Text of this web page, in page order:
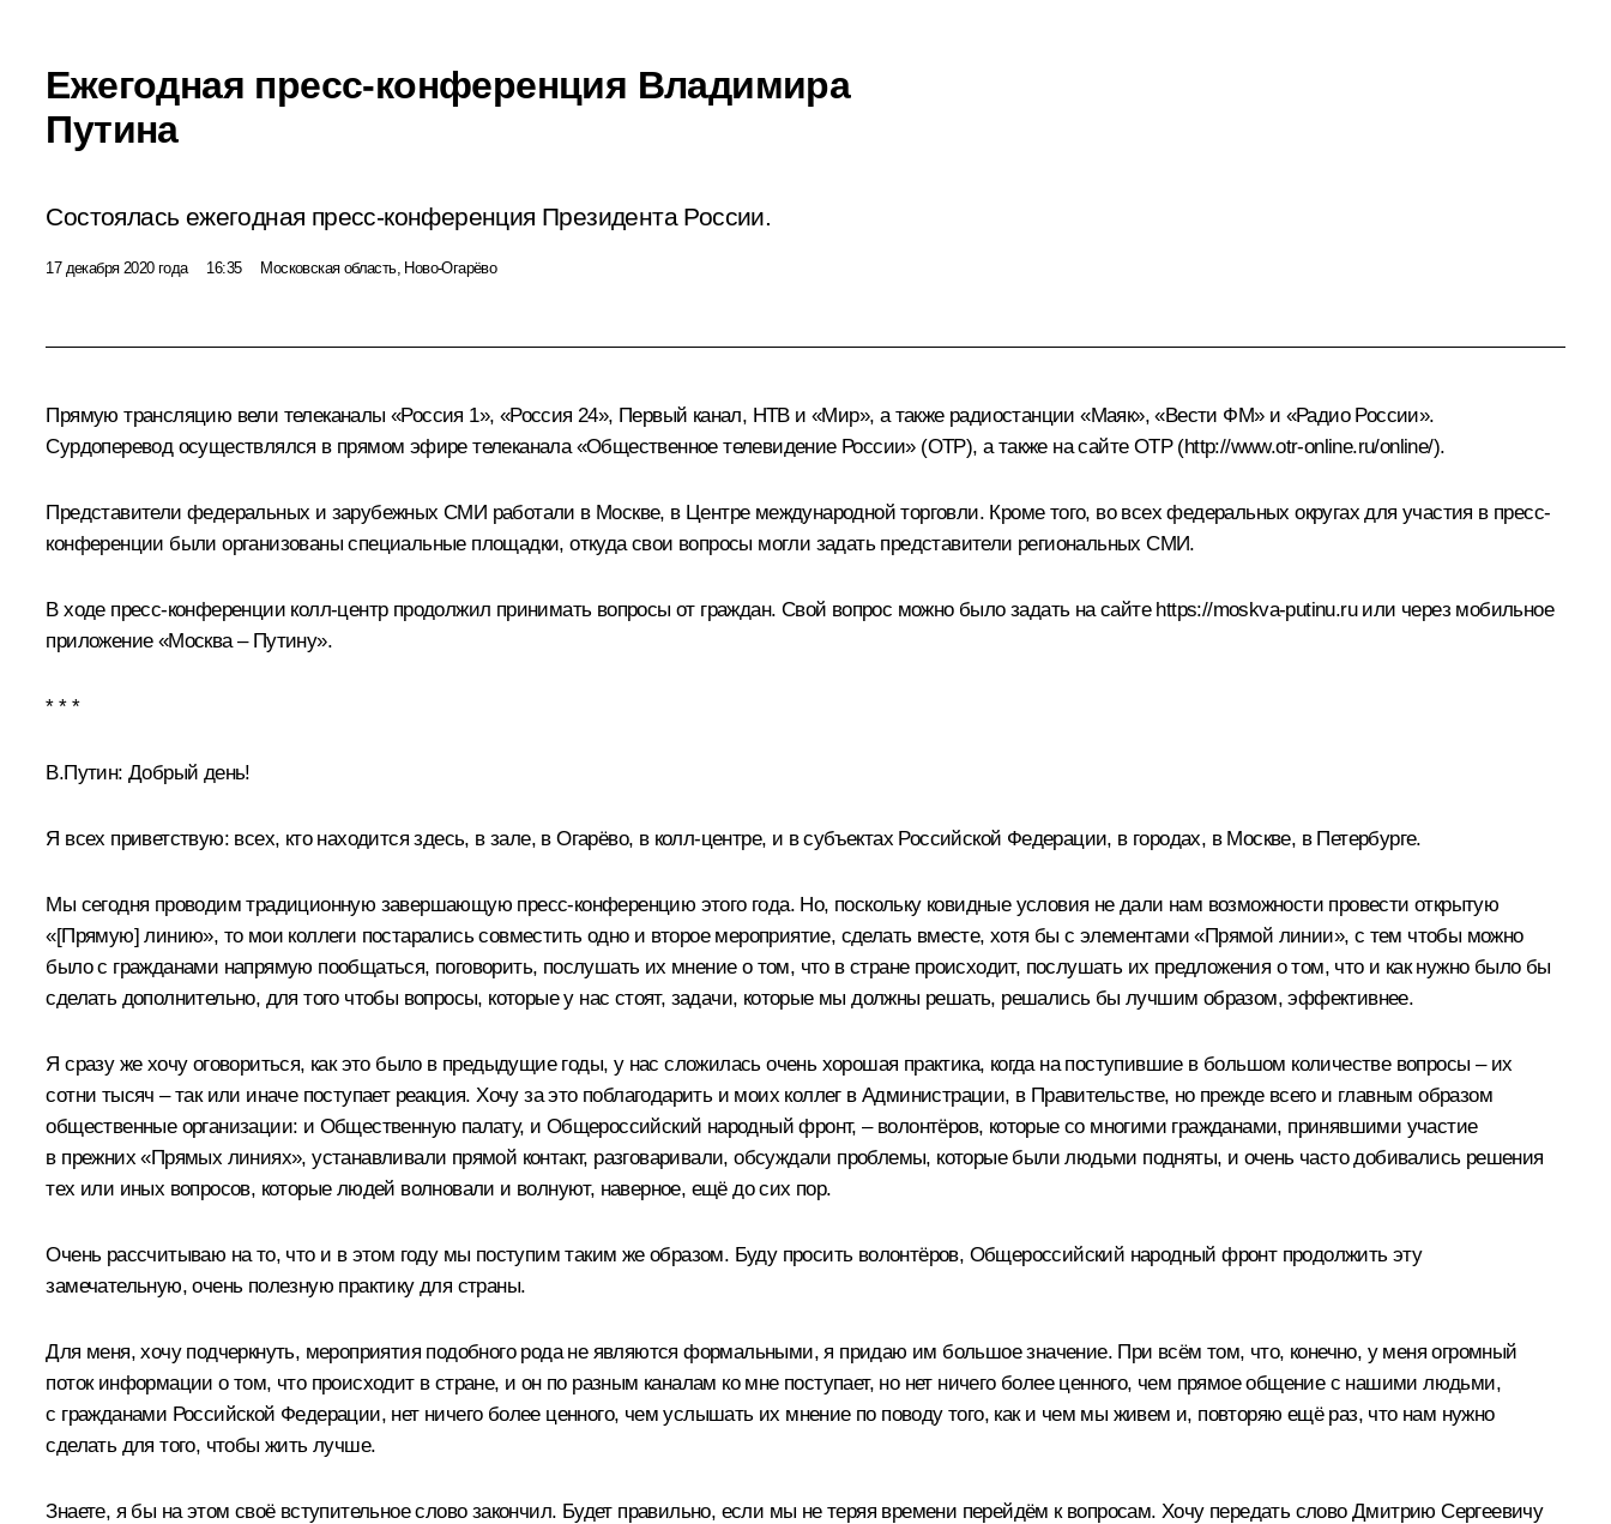
Ежегодная пресс-конференция Владимира
Путина
Состоялась ежегодная пресс-конференция Президента России.
17 декабря 2020 года 16:35 Московская область, Ново-Огарёво
Прямую трансляцию вели телеканалы «Россия 1», «Россия 24», Первый канал, НТВ и «Мир», а также радиостанции «Маяк», «Вести ФМ» и «Радио России».
Сурдоперевод осуществлялся в прямом эфире телеканала «Общественное телевидение России» (ОТР), а также на сайте ОТР (http://www.otr-online.ru/online/).
Представители федеральных и зарубежных СМИ работали в Москве, в Центре международной торговли. Кроме того, во всех федеральных округах для участия в пресс-
конференции были организованы специальные площадки, откуда свои вопросы могли задать представители региональных СМИ.
В ходе пресс-конференции колл-центр продолжил принимать вопросы от граждан. Свой вопрос можно было задать на сайте https://moskva-putinu.ruили через мобильное
приложение «Москва – Путину».
* * *
В.Путин: Добрый день!
Я всех приветствую: всех, кто находится здесь, в зале, в Огарёво, в колл-центре, и в субъектах Российской Федерации, в городах, в Москве, в Петербурге.
Мы сегодня проводим традиционную завершающую пресс-конференцию этого года. Но, поскольку ковидные условия не дали нам возможности провести открытую
«[Прямую] линию», то мои коллеги постарались совместить одно и второе мероприятие, сделать вместе, хотя бы с элементами «Прямой линии», с тем чтобы можно
было с гражданами напрямую пообщаться, поговорить, послушать их мнение о том, что в стране происходит, послушать их предложения о том, что и как нужно было бы
сделать дополнительно, для того чтобы вопросы, которые у нас стоят, задачи, которые мы должны решать, решались бы лучшим образом, эффективнее.
Я сразу же хочу оговориться, как это было в предыдущие годы, у нас сложилась очень хорошая практика, когда на поступившие в большом количестве вопросы – их
сотни тысяч – так или иначе поступает реакция. Хочу за это поблагодарить и моих коллег в Администрации, в Правительстве, но прежде всего и главным образом
общественные организации: и Общественную палату, и Общероссийский народный фронт, – волонтёров, которые со многими гражданами, принявшими участие
в прежних «Прямых линиях», устанавливали прямой контакт, разговаривали, обсуждали проблемы, которые были людьми подняты, и очень часто добивались решения
тех или иных вопросов, которые людей волновали и волнуют, наверное, ещё до сих пор.
Очень рассчитываю на то, что и в этом году мы поступим таким же образом. Буду просить волонтёров, Общероссийский народный фронт продолжить эту
замечательную, очень полезную практику для страны.
Для меня, хочу подчеркнуть, мероприятия подобного рода не являются формальными, я придаю им большое значение. При всём том, что, конечно, у меня огромный
поток информации о том, что происходит в стране, и он по разным каналам ко мне поступает, но нет ничего более ценного, чем прямое общение с нашими людьми,
с гражданами Российской Федерации, нет ничего более ценного, чем услышать их мнение по поводу того, как и чем мы живем и, повторяю ещё раз, что нам нужно
сделать для того, чтобы жить лучше.
Знаете, я бы на этом своё вступительное слово закончил. Будет правильно, если мы не теряя времени перейдём к вопросам. Хочу передать слово Дмитрию Сергеевичу